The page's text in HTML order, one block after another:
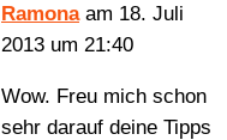
Ramona am 18. Juli
2013 um 21:40
Wow. Freu mich schon
sehr darauf deine Tipps